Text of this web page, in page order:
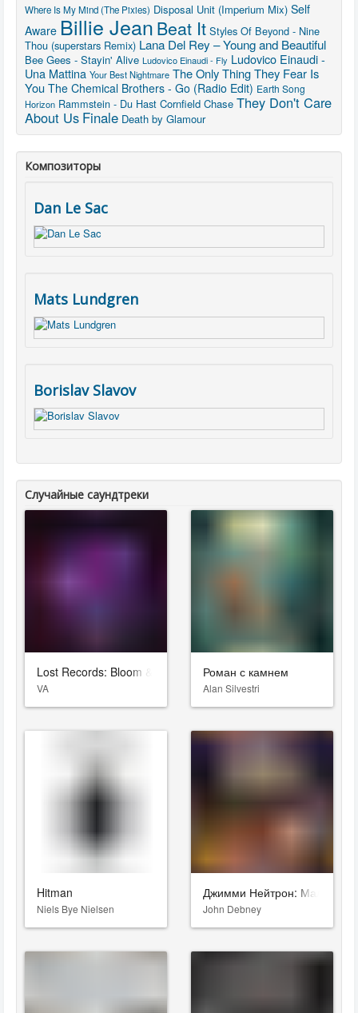
Where Is My Mind (The Pixies) Disposal Unit (Imperium Mix) Self
Aware Billie JeanBeat It Styles Of Beyond - Nine
Thou (superstars Remix) Lana Del Rey – Young and Beautiful
Bee Gees - Stayin' Alive Ludovico Einaudi - Fly Ludovico Einaudi -
Una Mattina Your Best Nightmare The Only Thing They Fear Is
You The Chemical Brothers - Go (Radio Edit) Earth Song
Horizon Rammstein - Du Hast Cornfield Chase They Don't Care
About Us Finale Death by Glamour
Композиторы
Dan Le Sac
Mats Lundgren
Borislav Slavov
Случайные саундтреки
Lost Records: Bloom & Rage
VA
Роман с камнем
Alan Silvestri
Hitman
Niels Bye Nielsen
Джимми Нейтрон: Мальчик-
John Debney